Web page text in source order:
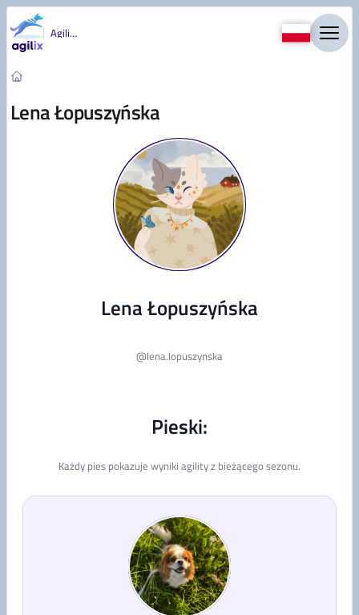
Przejdź do treści
Agility
Lena Łopuszyńska
Lena Łopuszyńska
@lena.lopuszynska
Pieski:
Każdy pies pokazuje wyniki agility z bieżącego sezonu.